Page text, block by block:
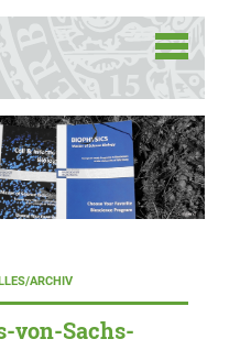
ARCHIV
von-Sachs-